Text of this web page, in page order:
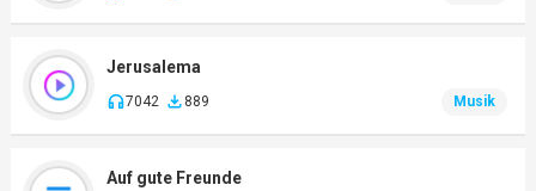
Jerusalema
7042 889 Musik
Auf gute Freunde